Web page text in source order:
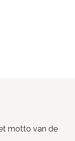
motto van de